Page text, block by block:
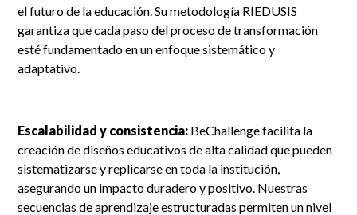
el futuro de la educación. Su metodología RIEDUSIS
garantiza que cada paso del proceso de transformación
esté fundamentado en un enfoque sistemático y
adaptativo.
Escalabilidad y consistencia: BeChallenge facilita la
creación de diseños educativos de alta calidad que pueden
sistematizarse y replicarse en toda la institución,
asegurando un impacto duradero y positivo. Nuestras
secuencias de aprendizaje estructuradas permiten un nivel